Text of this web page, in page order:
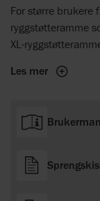
For større brukere
ryggstøtteramme
XL-
Les mer